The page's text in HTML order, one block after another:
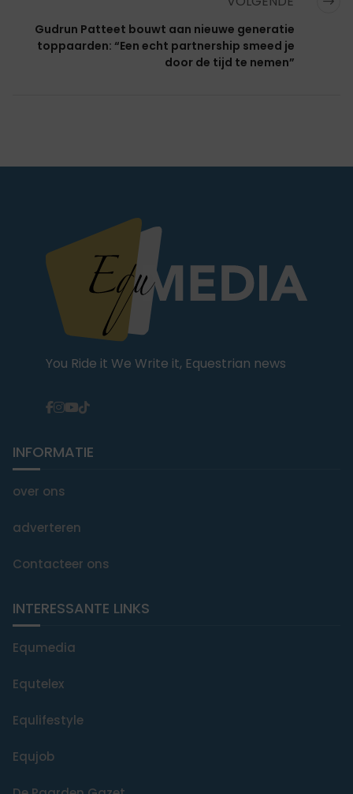
Gudrun Patteet bouwt aan nieuwe generatie
toppaarden: “Een echt partnership smeed je
door de tijd te nemen”
You Ride it We Write it, Equestrian news
INFORMATIE
over ons
adverteren
Contacteer ons
INTERESSANTE LINKS
Equmedia
Equtelex
Equlifestyle
Equjob